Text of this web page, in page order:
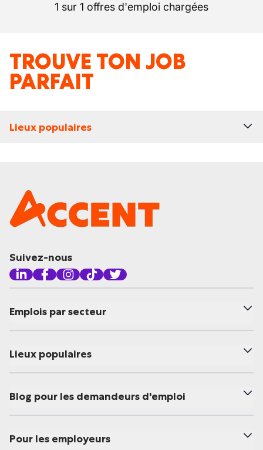
1 sur 1 offres d'emploi chargées
TROUVE TON JOB
PARFAIT
Lieux populaires
Suivez-nous
Emplois par secteur
Lieux populaires
Blog pour les demandeurs d'emploi
Pour les employeurs